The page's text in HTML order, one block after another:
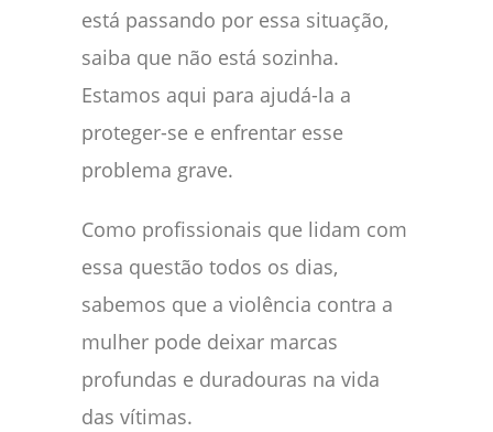
está passando por essa situação,
saiba que não está sozinha.
Estamos aqui para ajudá-la a
proteger-se e enfrentar esse
problema grave.
Como profissionais que lidam com
essa questão todos os dias,
sabemos que a violência contra a
mulher pode deixar marcas
profundas e duradouras na vida
das vítimas.